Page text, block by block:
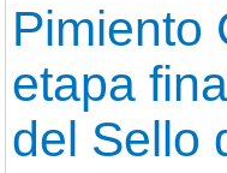
Pimiento
etapa
del Sello